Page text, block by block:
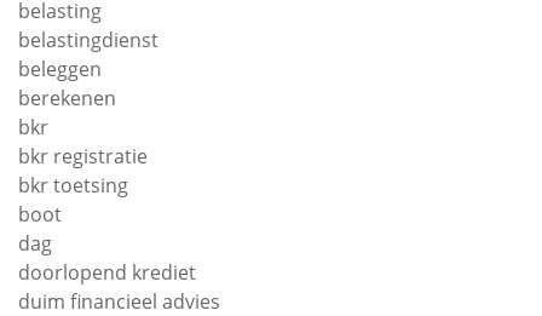
belasting
belastingdienst
beleggen
berekenen
bkr
bkr registratie
bkr toetsing
boot
dag
doorlopend krediet
duim financieel advies